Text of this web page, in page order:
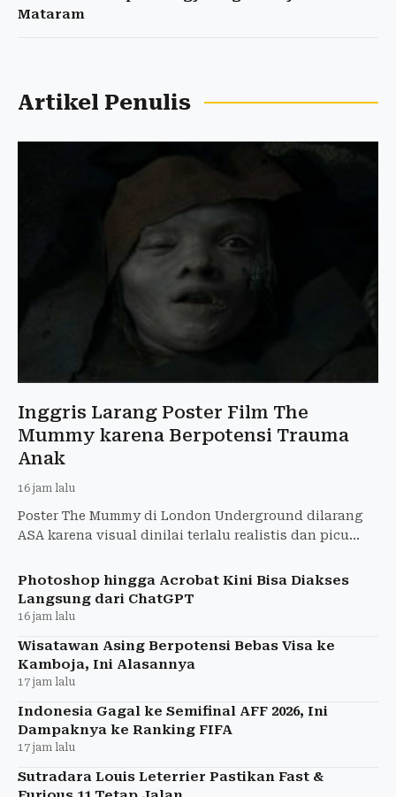
Mataram
Artikel Penulis
Inggris Larang Poster Film The
Mummy karena Berpotensi Trauma
Anak
16 jam lalu
Poster The Mummy di London Underground dilarang
ASA karena visual dinilai terlalu realistis dan picu
tarik iklan
Photoshop hingga Acrobat Kini Bisa Diakses
Langsung dari ChatGPT
16 jam lalu
Wisatawan Asing Berpotensi Bebas Visa ke
Kamboja, Ini Alasannya
17 jam lalu
Indonesia Gagal ke Semifinal AFF 2026, Ini
Dampaknya ke Ranking FIFA
17 jam lalu
Sutradara Louis Leterrier Pastikan Fast &